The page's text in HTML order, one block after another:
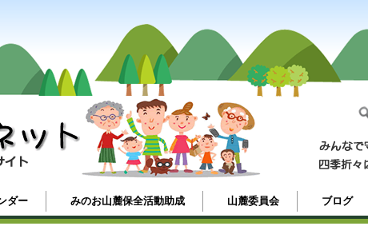
ダー みのお山麓保全活動助成 山麓委員会 ブログ